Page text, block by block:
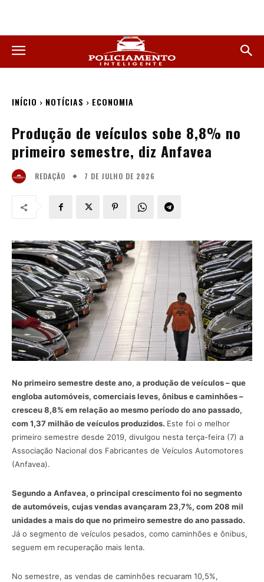
INÍCIO NOTÍCIAS ECONOMIA
Produção de veículos sobe 8,8% no
primeiro semestre, diz Anfavea
REDAÇÃO 7 DE JULHO DE 2026
No primeiro semestre deste ano, a produção de veículos – que
engloba automóveis, comerciais leves, ônibus e caminhões –
cresceu 8,8% em relação ao mesmo período do ano passado,
com 1,37 milhão de veículos produzidos. Este foi o melhor
primeiro semestre desde 2019, divulgou nesta terça-feira (7) a
Associação Nacional dos Fabricantes de Veículos Automotores
(Anfavea).
Segundo a Anfavea, o principal crescimento foi no segmento
de automóveis, cujas vendas avançaram 23,7%, com 208 mil
unidades a mais do que no primeiro semestre do ano passado.
Já o segmento de veículos pesados, como caminhões e ônibus,
seguem em recuperação mais lenta.
No semestre, as vendas de caminhões recuaram 10,5%,